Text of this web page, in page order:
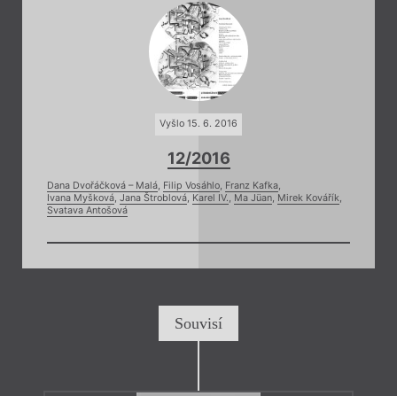
Vyšlo 15. 6. 2016
12/2016
Dana Dvořáčková – Malá, Filip Vosáhlo, Franz Kafka,
Ivana Myšková, Jana Štroblová, Karel IV., Ma Jüan, Mirek Kovářík,
Svatava Antošová
Souvisí